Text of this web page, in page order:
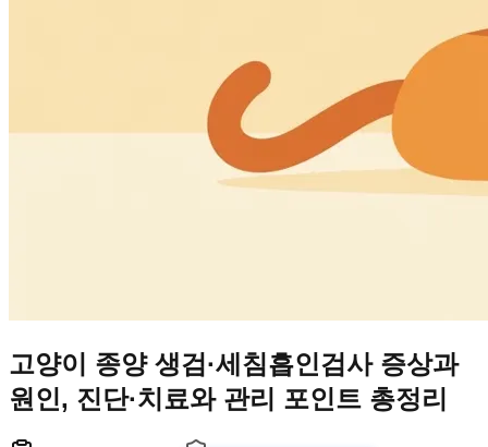
고양이 종양 생검·세침흡인검사 증상과
원인, 진단·치료와 관리 포인트 총정리